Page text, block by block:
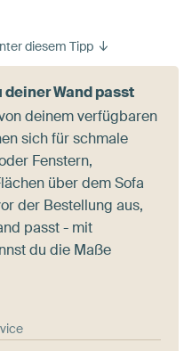
diesem Tipp
deiner Wand passt
deinem verfügbaren
sich für schmale
Fenstern,
über dem Sofa
der Bestellung aus,
passt - mit
du die Maße